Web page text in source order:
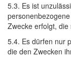
5.3. Es ist
Zwecke erfolgt,
5.4. Es dürfen nur
die den Zwecken